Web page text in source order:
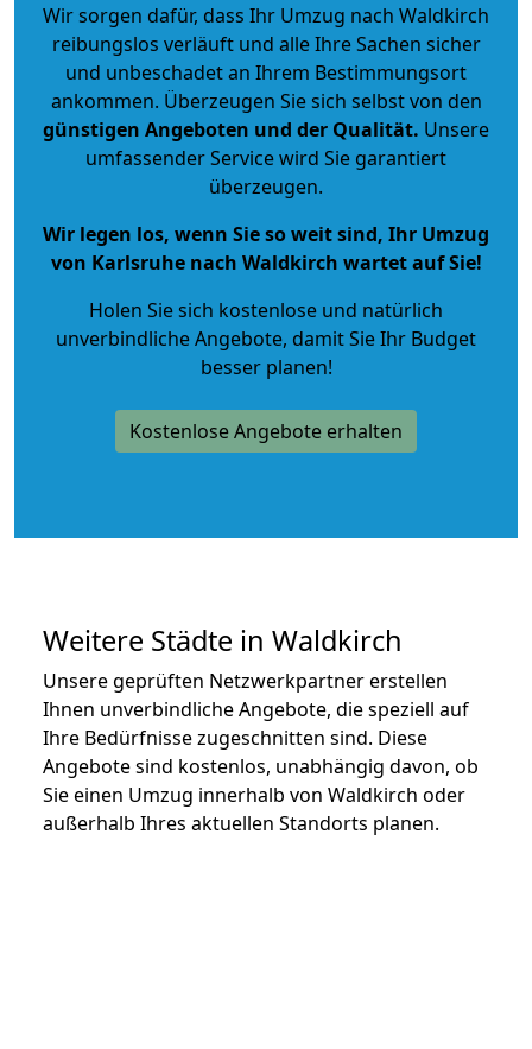
Wir sorgen dafür, dass Ihr Umzug nach Waldkirch
reibungslos verläuft und alle Ihre Sachen sicher
und unbeschadet an Ihrem Bestimmungsort
ankommen. Überzeugen Sie sich selbst von den
günstigen Angeboten und der Qualität. Unsere
umfassender Service wird Sie garantiert
überzeugen.
Wir legen los, wenn Sie so weit sind, Ihr Umzug
von Karlsruhe nach Waldkirch wartet auf Sie!
Holen Sie sich kostenlose und natürlich
unverbindliche Angebote, damit Sie Ihr Budget
besser planen!
Kostenlose Angebote erhalten
Weitere Städte in Waldkirch
Unsere geprüften Netzwerkpartner erstellen
Ihnen unverbindliche Angebote, die speziell auf
Ihre Bedürfnisse zugeschnitten sind. Diese
Angebote sind kostenlos, unabhängig davon, ob
Sie einen Umzug innerhalb von Waldkirch oder
außerhalb Ihres aktuellen Standorts planen.